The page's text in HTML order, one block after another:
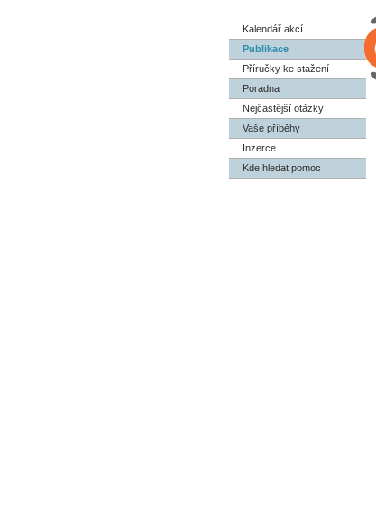
Kalendář akcí
Publikace
Příručky ke stažení
Poradna
Nejčastější otázky
Vaše příběhy
Inzerce
Kde hledat pomoc